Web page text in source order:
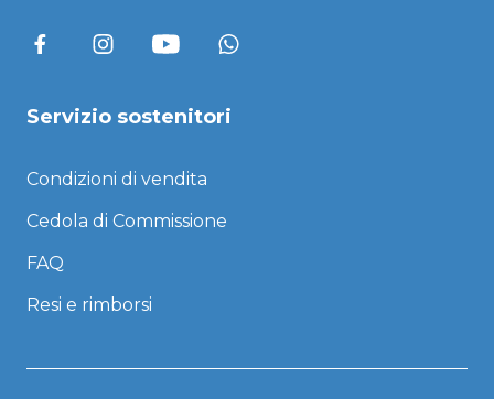
Servizio sostenitori
Condizioni di vendita
Cedola di Commissione
FAQ
Resi e rimborsi